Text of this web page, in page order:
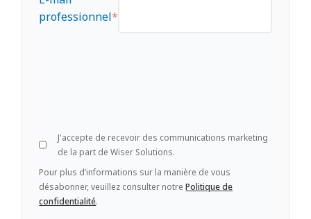
professionnel*
J'accepte de recevoir des communications marketing
de la part de Wiser Solutions.
Pour plus d’informations sur la manière de vous
désabonner, veuillez consulter notrePolitique de
confidentialité.